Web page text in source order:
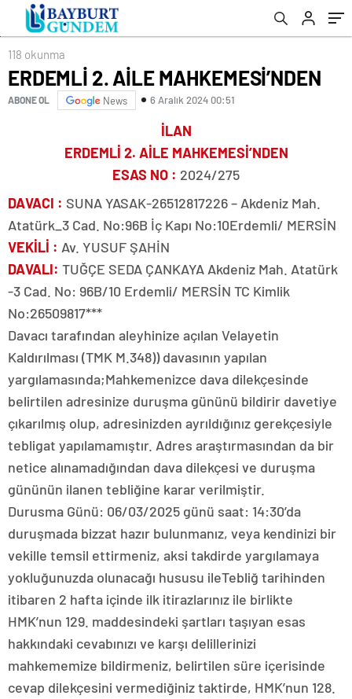
118 okunma
ERDEMLİ 2. AİLE MAHKEMESİ’NDEN
ABONE OL News 6 Aralık 2024 00:51
İLAN
ERDEMLİ 2. AİLE MAHKEMESİ’NDEN
ESAS NO : 2024/275
DAVACI : SUNA YASAK-26512817226 – Akdeniz Mah.
Atatürk_3 Cad. No:96B İç Kapı No:10Erdemli/ MERSİN
VEKİLİ : Av. YUSUF ŞAHİN
DAVALI: TUĞÇE SEDA ÇANKAYA Akdeniz Mah. Atatürk
-3 Cad. No: 96B/10 Erdemli/ MERSİN TC Kimlik
No:26509817***
Davacı tarafından aleyhinize açılan Velayetin
Kaldırılması (TMK M.348)) davasının yapılan
yargılamasında;Mahkemenizce dava dilekçesinde
belirtilen adresinize duruşma gününü bildirir davetiye
çıkarılmış olup, adresinizden ayrıldığınız gerekçesiyle
tebligat yapılamamıştır. Adres araştırmasından da bir
netice alınamadığından dava dilekçesi ve duruşma
gününün ilanen tebliğine karar verilmiştir.
Durusma Günü: 06/03/2025 günü saat: 14:30’da
duruşmada bizzat hazır bulunmanız, veya kendinizi bir
vekille temsil ettirmeniz, aksi takdirde yargılamaya
yokluğunuzda olunacağı hususu ileTebliğ tarihinden
itibaren 2 hafta içinde ilk itirazlarınız ile birlikte
HMK’nun 129. maddesindeki şartları taşıyan esas
hakkındaki cevabınızı ve karşı delillerinizi
mahkememize bildirmeniz, belirtilen süre içerisinde
cevap dilekçesini vermediğiniz taktirde, HMK’nun 128.